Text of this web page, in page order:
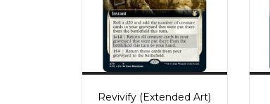
Revivify (Extended Art)